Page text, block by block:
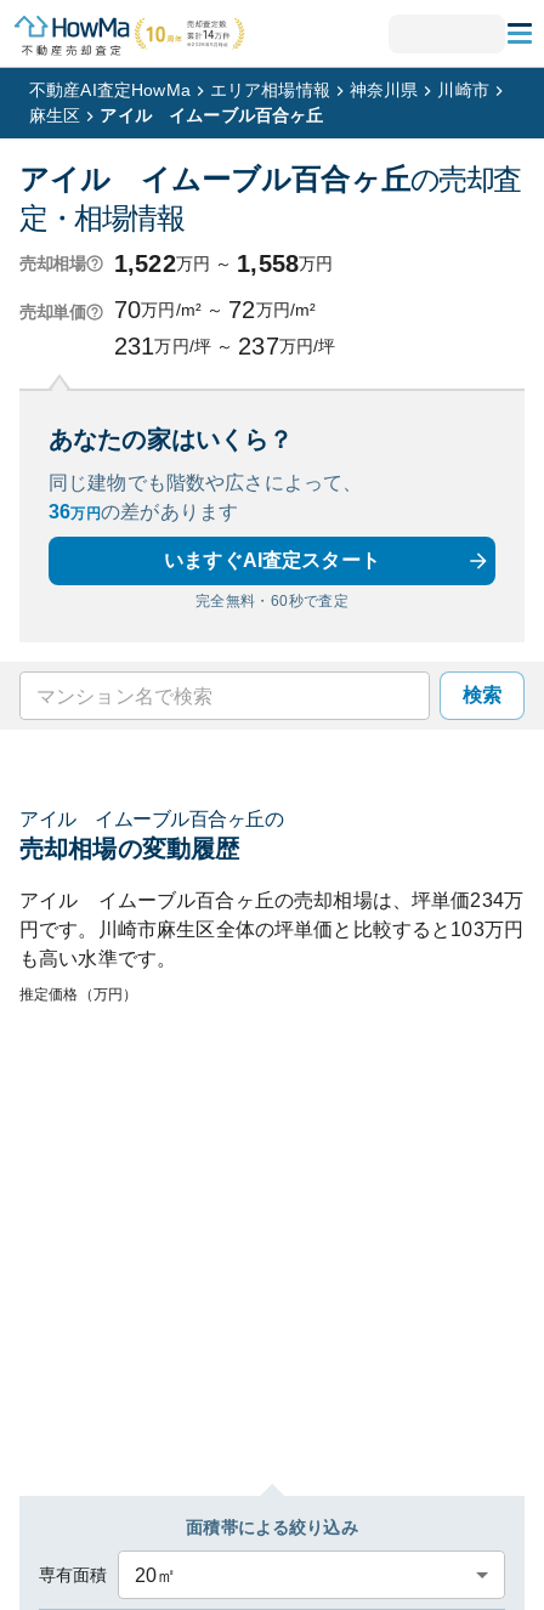
不動産AI査定HowMa エリア相場情報 神奈川県
川崎市
麻生区
アイル イムーブル百合ヶ丘
アイル イムーブル百合ヶ丘の売却査
定・相場情報
売却相場 1,522万円 ～ 1,558万円
売却単価 70万円/m² ～ 72万円/m²
231万円/坪 ～ 237万円/坪
あなたの家はいくら？
同じ建物でも階数や広さによって、
36万円の差があります
いますぐAI査定スタート
完全無料・60秒で査定
検索
アイル イムーブル百合ヶ丘の
売却相場の変動履歴
アイル イムーブル百合ヶ丘の売却相場は、坪単価234万
円です。
川崎市麻生区全体の坪単価と比較すると 103万円
も高い水準です。
推定価格（万円）
面積帯による絞り込み
専有面積 20㎡